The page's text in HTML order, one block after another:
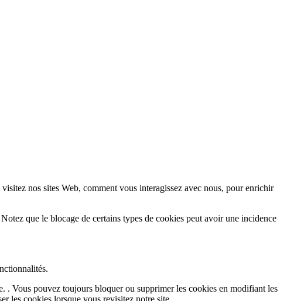
nos sites Web, comment vous interagissez avec nous, pour enrichir
que le blocage de certains types de cookies peut avoir une incidence
. Vous pouvez toujours bloquer ou supprimer les cookies en modifiant les